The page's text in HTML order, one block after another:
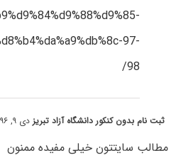
97-
98/
ثبت نام بدون کنکور دانشگاه آزاد تبریز دی ۹, ۱۳۹۶ at ۶:۴۴ ب٫ظ
مطالب سایتتون خیلی مفیده ممنون